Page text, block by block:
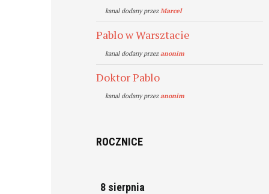
kanal dodany przezMarcel
Pablo w Warsztacie
kanal dodany przezanonim
Doktor Pablo
kanal dodany przezanonim
ROCZNICE
8 sierpnia